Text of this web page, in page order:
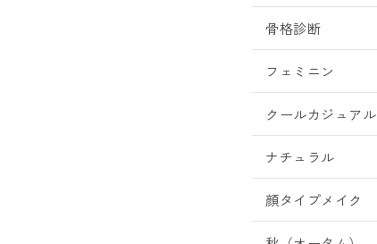
骨格診断
フェミニン
クールカジュアル
ナチュラル
顔タイプメイク